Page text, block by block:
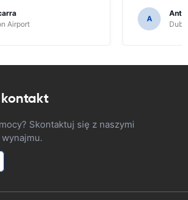
Airport
A
Skontaktuj się z naszymi